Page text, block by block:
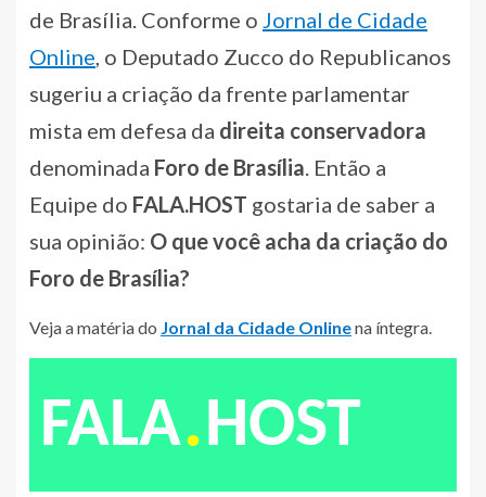
de Brasília. Conforme o Jornal de Cidade
Online , o Deputado Zucco do Republicanos
sugeriu a criação da frente parlamentar
mista em defesa da direita conservadora
denominada Foro de Brasília . Então a
Equipe do FALA.HOST gostaria de saber a
sua opinião: O que você acha da criação do
Foro de Brasília?
Veja a matéria do Jornal da Cidade Onlinena íntegra.
FALA.HOST